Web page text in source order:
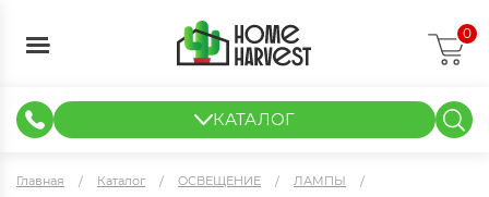
0
КАТАЛОГ
Главная Каталог ОСВЕЩЕНИЕ
ЛАМПЫ